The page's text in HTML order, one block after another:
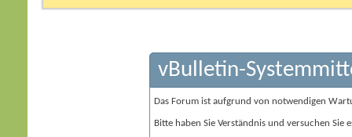
vBulletin-
Das Forum ist aufgrund von notwendigen
Bitte haben Sie Verständnis und versuchen Sie